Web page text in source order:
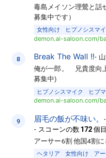
毒島メイソン理鶯と話
募集中です）
女性向け ヒプノシスマ
demon.ai-saloon.com/
8 Break The Wall !!-
俺が一郎。 兄貴度向
募集中)
ヒプノシスマイク ヒプ
demon.ai-saloon.com/
9 眉毛の飯が不味い。 -
- スコーンの数 172個目
アーサー6割 他国4割
ヘタリア 女性向け ア